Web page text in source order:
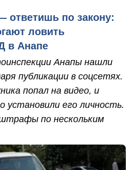
ответишь по закону:
ловить
в Анапе
Анапы нашли
публикации в соцсетях.
попал на видео, и
установили его личность.
по нескольким